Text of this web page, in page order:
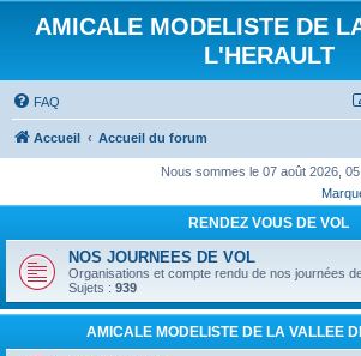
AMICALE MODELISTE DE
L'HERAULT
FAQ
Accueil Accueil du forum
Nous sommes le 07 août 2026,
RENDEZ VOUS DE VOL
NOS JOURNEES DE VOL
Organisations et compte rendu de nos journées
Sujets : 939
AMICALE MODELISTE DE LA VALLEE